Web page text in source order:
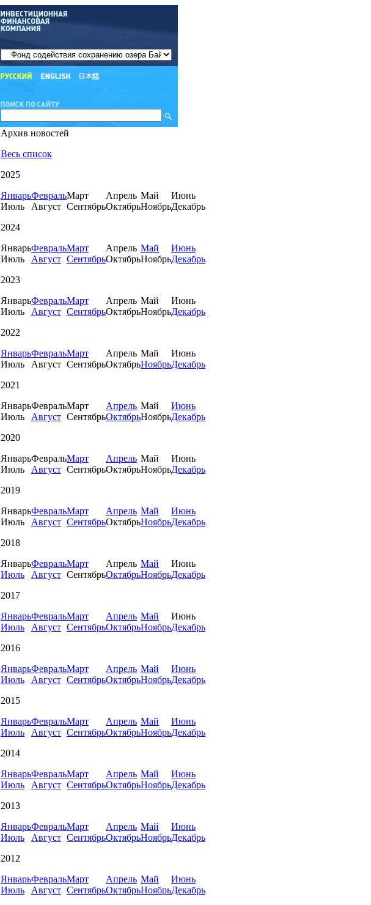
Архив новостей
Весь список
2025
ЯнварьФевральМарт Апрель Май
Июнь
Июль
Август СентябрьОктябрьНоябрьДекабрь
2024
ЯнварьФевральМарт Апрель Май
Июнь
Июль
Август СентябрьОктябрьНоябрьДекабрь
2023
ЯнварьФевральМарт Апрель Май
Июнь
Июль
Август СентябрьОктябрьНоябрьДекабрь
2022
ЯнварьФевральМарт Апрель Май
Июнь
Июль
Август СентябрьОктябрьНоябрьДекабрь
2021
ЯнварьФевральМарт Апрель Май
Июнь
Июль
Август СентябрьОктябрьНоябрьДекабрь
2020
ЯнварьФевральМарт Апрель Май
Июнь
Июль
Август СентябрьОктябрьНоябрьДекабрь
2019
ЯнварьФевральМарт Апрель Май
Июнь
Июль
Август СентябрьОктябрьНоябрьДекабрь
2018
ЯнварьФевральМарт Апрель Май
Июнь
Июль
Август СентябрьОктябрьНоябрьДекабрь
2017
ЯнварьФевральМарт Апрель Май
Июнь
Июль
Август СентябрьОктябрьНоябрьДекабрь
2016
ЯнварьФевральМарт Апрель Май
Июнь
Июль
Август СентябрьОктябрьНоябрьДекабрь
2015
ЯнварьФевральМарт Апрель Май
Июнь
Июль
Август СентябрьОктябрьНоябрьДекабрь
2014
ЯнварьФевральМарт Апрель Май
Июнь
Июль
Август СентябрьОктябрьНоябрьДекабрь
2013
ЯнварьФевральМарт Апрель Май
Июнь
Июль
Август СентябрьОктябрьНоябрьДекабрь
2012
ЯнварьФевральМарт Апрель Май
Июнь
Июль
Август СентябрьОктябрьНоябрьДекабрь